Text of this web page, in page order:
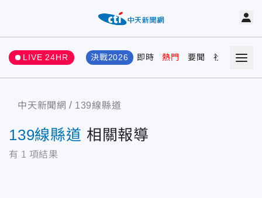
LIVE 24HR 決戰2026 即時 熱門 要聞 社會 娛樂
中天新聞網 139線縣道
139線縣道 相關報導
有 1 項結果